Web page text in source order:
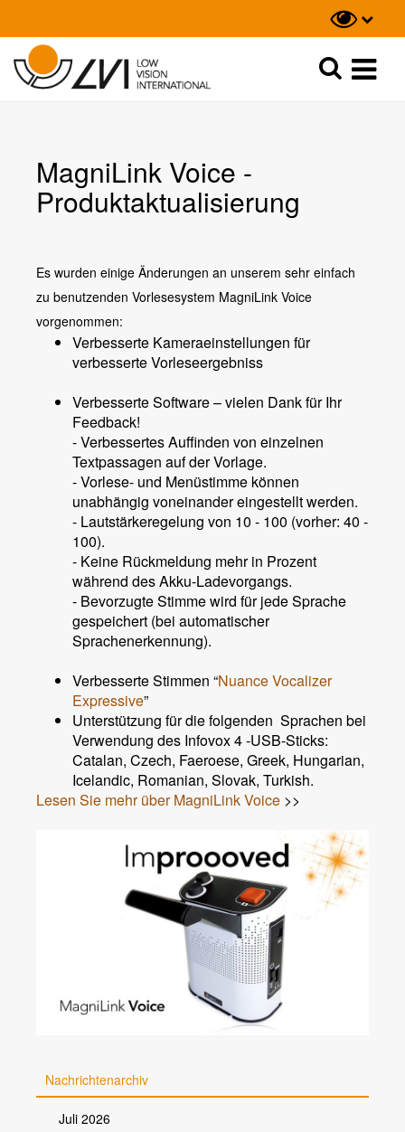
Suche
MagniLink Voice -
Produktaktualisierung
Es wurden einige Änderungen an unserem sehr einfach
zu benutzenden Vorlesesystem MagniLink Voice
vorgenommen:
Verbesserte Kameraeinstellungen für
verbesserte Vorleseergebniss
Verbesserte Software– vielen Dank für Ihr
Feedback!
- Verbessertes Auffinden von einzelnen
Textpassagen auf der Vorlage.
​- Vorlese- und Menüstimme können
unabhängig voneinander eingestellt werden.
- Lautstärkeregelung von 10 - 100 (vorher: 40 -
100).
- Keine Rückmeldung mehr in Prozent
während des Akku-Ladevorgangs.
- Bevorzugte Stimme wird für jede Sprache
gespeichert (bei automatischer
Sprachenerkennung).
Verbesserte Stimmen “Nuance Vocalizer
Expressive”
Unterstützung für die folgenden Sprachen bei
Verwendung des Infovox 4 -USB-Sticks:
Catalan, Czech, Faeroese, Greek, Hungarian,
Icelandic, Romanian, Slovak, Turkish.
Lesen Sie mehr über MagniLink Voice >>
Nachrichtenarchiv
Juli 2026